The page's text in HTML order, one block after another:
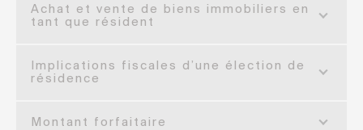
Achat et vente de biens immobiliers en
tant que résident
Implications fiscales d’une élection de
résidence
Montant forfaitaire